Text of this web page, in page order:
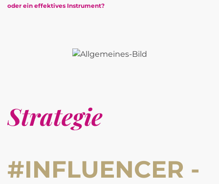
oder ein effektives Instrument?
Strategie
#INFLUENCER -